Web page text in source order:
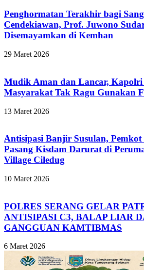
Penghormatan Terakhir bagi
Cendekiawan, Prof. Juwono
Disemayamkan di Kemhan
29 Maret 2026
Mudik Aman dan Lancar,
Masyarakat Tak Ragu Gunakan
13 Maret 2026
Antisipasi Banjir Susulan, Pemkot
Pasang Kisdam Darurat di
Village Ciledug
10 Maret 2026
POLRES SERANG GELAR
ANTISIPASI C3, BALAP LIAR
GANGGUAN KAMTIBMAS
6 Maret 2026